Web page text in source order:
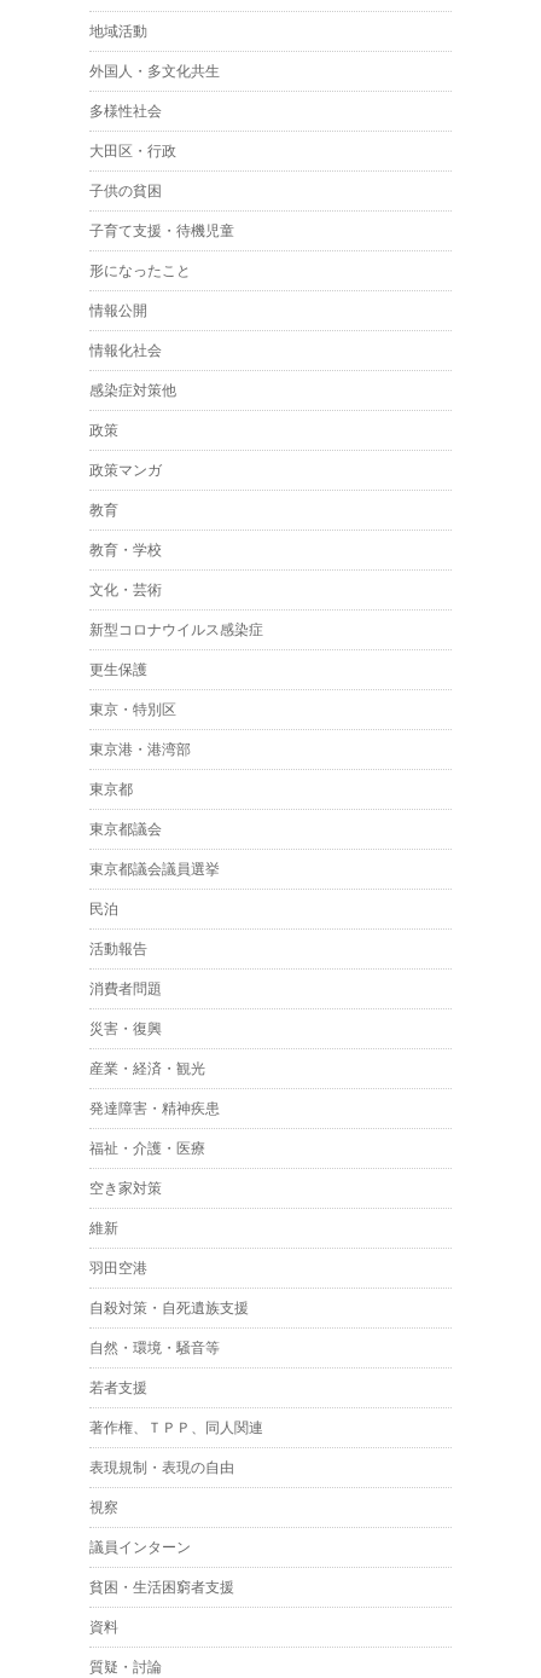
地域活動
外国人・多文化共生
多様性社会
大田区・行政
子供の貧困
子育て支援・待機児童
形になったこと
情報公開
情報化社会
感染症対策他
政策
政策マンガ
教育
教育・学校
文化・芸術
新型コロナウイルス感染症
更生保護
東京・特別区
東京港・港湾部
東京都
東京都議会
東京都議会議員選挙
民泊
活動報告
消費者問題
災害・復興
産業・経済・観光
発達障害・精神疾患
福祉・介護・医療
空き家対策
維新
羽田空港
自殺対策・自死遺族支援
自然・環境・騒音等
若者支援
著作権、ＴＰＰ、同人関連
表現規制・表現の自由
視察
議員インターン
貧困・生活困窮者支援
資料
質疑・討論